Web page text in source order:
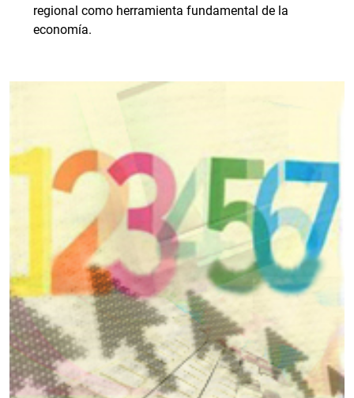
regional como herramienta fundamental de la
economía.